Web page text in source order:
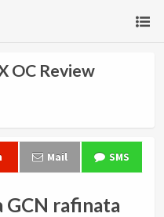
OC Review
Mail SMS
GCN rafinata